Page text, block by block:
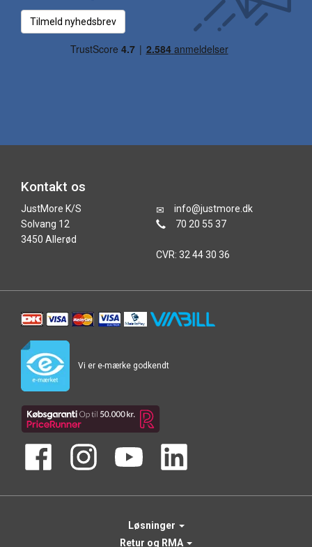
Tilmeld nyhedsbrev
Kontakt os
JustMore K/S
Solvang 12
3450 Allerød
info@justmore.dk
70 20 55 37
CVR: 32 44 30 36
Vi er e-mærke godkendt
Løsninger
Retur og RMA